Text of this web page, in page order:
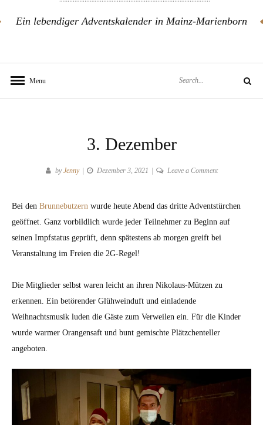
Ein lebendiger Adventskalender in Mainz-Marienborn
Menu Search
3. Dezember
byJenny Dezember 3, 2021 Leave a Commenton
Bei den Brunnebutzern wurde heute Abend das dritte Adventstürchen
geöffnet. Ganz vorbildlich wurde jeder Teilnehmer zu Beginn auf
seinen Impfstatus geprüft, denn spätestens ab morgen greift bei
Veranstaltung im Freien die 2G-Regel!
Die Mitglieder selbst waren leicht an ihren Nikolaus-Mützen zu
erkennen. Ein betörender Glühweinduft und einladende
Weihnachtsmusik luden die Gäste zum Verweilen ein. Für die Kinder
wurde warmer Orangensaft und bunt gemischte Plätzchenteller
angeboten.